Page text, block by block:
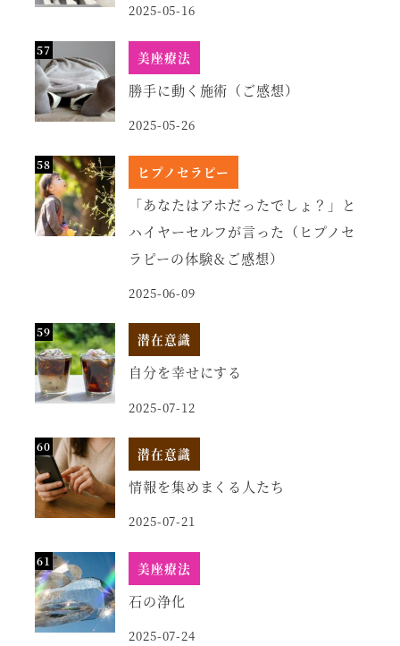
2025-05-16
美座療法
勝手に動く施術（ご感想）
2025-05-26
ヒプノセラピー
「あなたはアホだったでしょ？」と
ハイヤーセルフが言った（ヒプノセ
ラピーの体験＆ご感想）
2025-06-09
潜在意識
自分を幸せにする
2025-07-12
潜在意識
情報を集めまくる人たち
2025-07-21
美座療法
石の浄化
2025-07-24